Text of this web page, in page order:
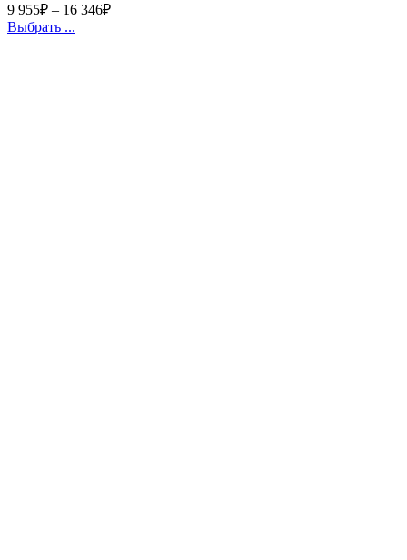
9 955₽ – 16 346₽
Выбрать ...